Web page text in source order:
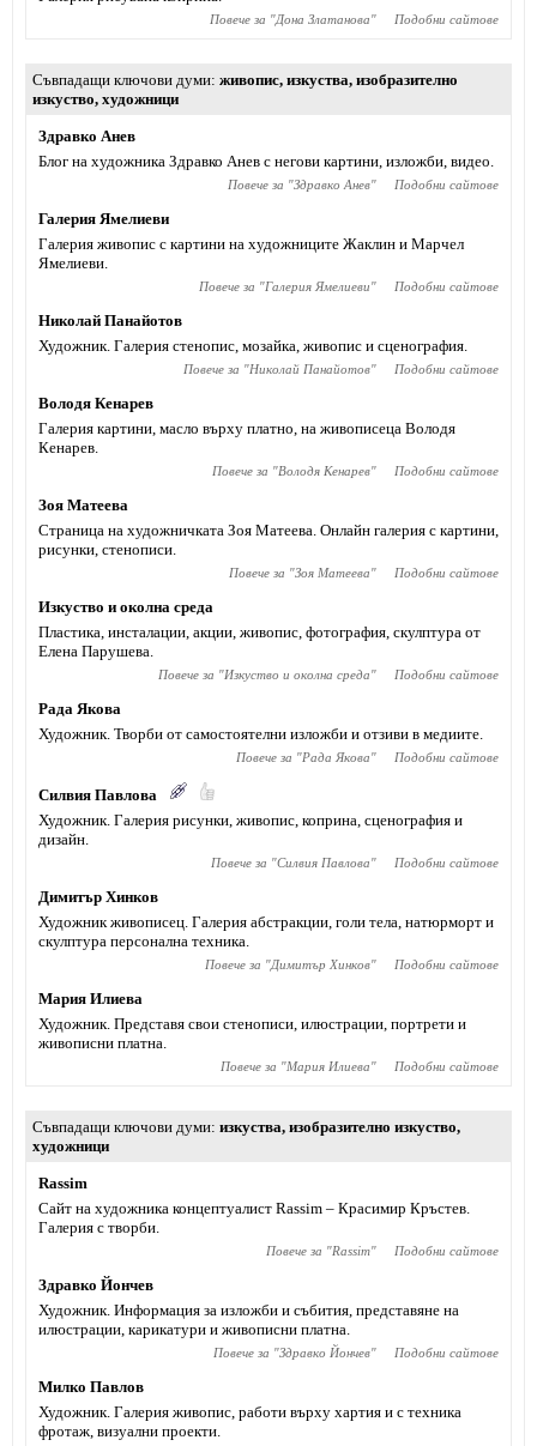
Повече за "Дона Златанова" Подобни сайтове
Съвпадащи ключови думи живопис, изкуства, изобразително
изкуство, художници
Здравко Анев
Блог на художника Здравко Анев с негови картини, изложби, видео.
Повече за "Здравко Анев" Подобни сайтове
Галерия Ямелиеви
Галерия живопис с картини на художниците Жаклин и Марчел
Ямелиеви.
Повече за "Галерия Ямелиеви" Подобни сайтове
Николай Панайотов
Художник. Галерия стенопис, мозайка, живопис и сценография.
Повече за "Николай Панайотов" Подобни сайтове
Володя Кенарев
Галерия картини, масло върху платно, на живописеца Володя
Кенарев.
Повече за "Володя Кенарев" Подобни сайтове
Зоя Матеева
Страница на художничката Зоя Матеева. Онлайн галерия с картини,
рисунки, стенописи.
Повече за "Зоя Матеева" Подобни сайтове
Изкуство и околна среда
Пластика, инсталации, акции, живопис, фотография, скулптура от
Елена Парушева.
Повече за "Изкуство и околна среда" Подобни сайтове
Рада Якова
Художник. Творби от самостоятелни изложби и отзиви в медиите.
Повече за "Рада Якова" Подобни сайтове
Силвия Павлова
Художник. Галерия рисунки, живопис, коприна, сценография и
дизайн.
Повече за "Силвия Павлова" Подобни сайтове
Димитър Хинков
Художник живописец. Галерия абстракции, голи тела, натюрморт и
скулптура персонална техника.
Повече за "Димитър Хинков" Подобни сайтове
Мария Илиева
Художник. Представя свои стенописи, илюстрации, портрети и
живописни платна.
Повече за "Мария Илиева" Подобни сайтове
Съвпадащи ключови думи изкуства, изобразително изкуство,
художници
Rassim
Сайт на художника концептуалист Rassim – Красимир Кръстев.
Галерия с творби.
Повече за "Rassim" Подобни сайтове
Здравко Йончев
Художник. Информация за изложби и събития, представяне на
илюстрации, карикатури и живописни платна.
Повече за "Здравко Йончев" Подобни сайтове
Милко Павлов
Художник. Галерия живопис, работи върху хартия и с техника
фротаж, визуални проекти.